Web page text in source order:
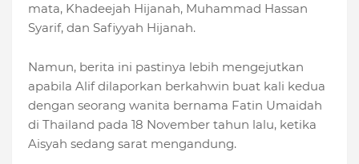
mata, Khadeejah Hijanah, Muhammad Hassan
Syarif, dan Safiyyah Hijanah.
Namun, berita ini pastinya lebih mengejutkan
apabila Alif dilaporkan berkahwin buat kali kedua
dengan seorang wanita bernama Fatin Umaidah
di Thailand pada 18 November tahun lalu, ketika
Aisyah sedang sarat mengandung.